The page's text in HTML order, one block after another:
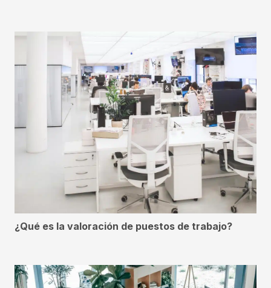
¿Qué es la valoración de puestos de trabajo?